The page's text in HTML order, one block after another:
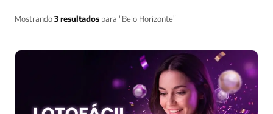
Mostrando3 resultados para "Belo Horizonte"